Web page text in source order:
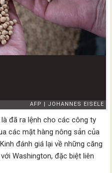
đã ra lệnh cho các công ty
các mặt hàng nông sản của
đánh giá lại về những căng
Washington, đặc biệt liên